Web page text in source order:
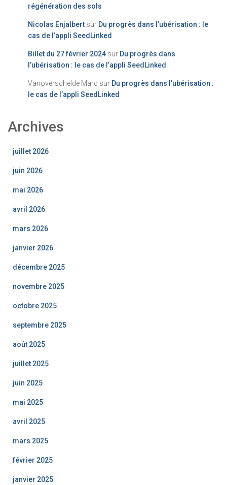
régénération des sols
Nicolas Enjalbert sur Du progrès dans l’ubérisation : le
cas de l’appli SeedLinked
Billet du 27 février 2024 sur Du progrès dans
l’ubérisation : le cas de l’appli SeedLinked
Vanoverschelde Marc sur Du progrès dans l’ubérisation :
le cas de l’appli SeedLinked
Archives
juillet 2026
juin 2026
mai 2026
avril 2026
mars 2026
janvier 2026
décembre 2025
novembre 2025
octobre 2025
septembre 2025
août 2025
juillet 2025
juin 2025
mai 2025
avril 2025
mars 2025
février 2025
janvier 2025